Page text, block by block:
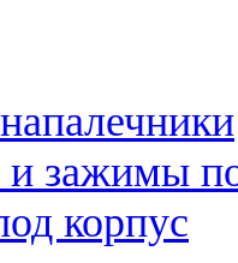
и зажимы
корпус